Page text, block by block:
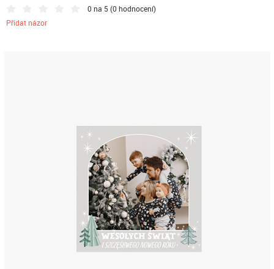
0 na 5 (0 hodnocení)
Přidat názor